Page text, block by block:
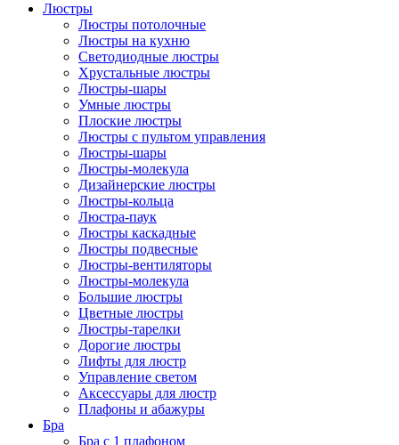
Люстры
Люстры потолочные
Люстры на кухню
Светодиодные люстры
Хрустальные люстры
Люстры-шары
Умные люстры
Плоские люстры
Люстры с пультом управления
Люстры-шары
Люстры-молекула
Дизайнерские люстры
Люстры-кольца
Люстра-паук
Люстры каскадные
Люстры подвесные
Люстры-вентиляторы
Люстры-молекула
Большие люстры
Цветные люстры
Люстры-тарелки
Дорогие люстры
Лифты для люстр
Управление светом
Аксессуары для люстр
Плафоны и абажуры
Бра
Бра с 1 плафоном